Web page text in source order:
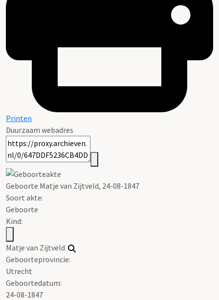
Printen
Duurzaam webadres
Geboorte Matje van Zijtveld, 24-08-1847
Soort akte:
Geboorte
Kind:
Matje van Zijtveld
Geboorteprovincie:
Utrecht
Geboortedatum:
24-08-1847